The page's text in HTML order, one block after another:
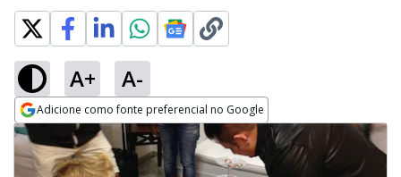
A+ A-
Adicione como fonte preferencial no Google
Opens in new window